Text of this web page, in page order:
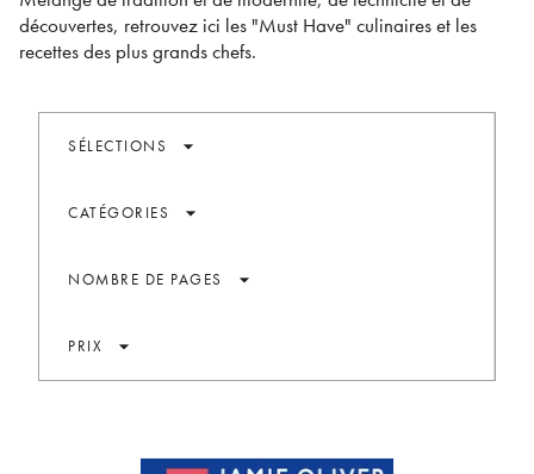
découvertes, retrouvez ici les "Must Have" culinaires et les
recettes des plus grands chefs.
SÉLECTIONS arrow_drop_down
CATÉGORIES arrow_drop_down
NOMBRE DE PAGES arrow_drop_down
PRIX arrow_drop_down